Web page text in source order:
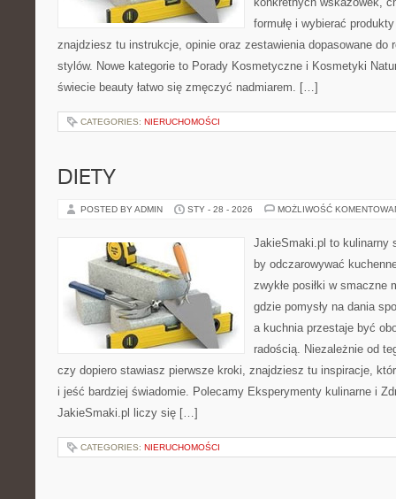
formułę i wybierać
znajdziesz tu instrukcje, opinie oraz zestawienia dopasowane do
stylów. Nowe kategorie to Porady Kosmetyczne i Kosmetyki
świecie beauty łatwo się zmęczyć nadmiarem. […]
CATEGORIES: NIERUCHOMOŚCI
DIETY
POSTED BY ADMIN STY - 28 - 2026 MOŻLIWOŚĆ
JakieSmaki.pl to kulinarny
by odczarowywać
zwykłe posiłki w smaczne
gdzie pomysły na dania
a kuchnia przestaje być
radością. Niezależnie od
czy dopiero stawiasz pierwsze kroki, znajdziesz tu inspiracje,
i jeść bardziej świadomie. Polecamy Eksperymenty kulinarne i
JakieSmaki.pl liczy się […]
CATEGORIES: NIERUCHOMOŚCI